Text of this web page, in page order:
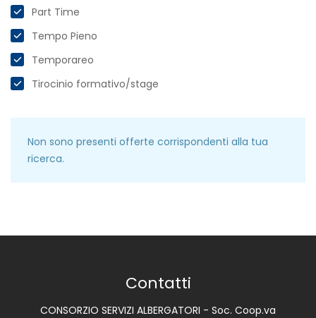
Part Time
Tempo Pieno
Temporareo
Tirocinio formativo/stage
Non sono presenti offerte corrispondenti alla tua
ricerca.
Contatti
CONSORZIO SERVIZI ALBERGATORI - Soc. Coop.va